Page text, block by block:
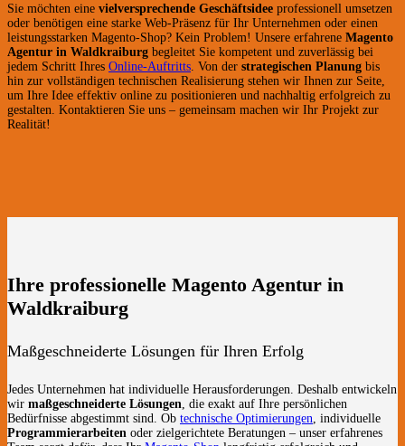
Sie möchten eine vielversprechende Geschäftsidee professionell umsetzen
oder benötigen eine starke Web-Präsenz für Ihr Unternehmen oder einen
leistungsstarken Magento-Shop? Kein Problem! Unsere erfahrene Magento
Agentur in Waldkraiburg begleitet Sie kompetent und zuverlässig bei
jedem Schritt Ihres Online-Auftritts . Von der strategischen Planung bis
hin zur vollständigen technischen Realisierung stehen wir Ihnen zur Seite,
um Ihre Idee effektiv online zu positionieren und nachhaltig erfolgreich zu
gestalten. Kontaktieren Sie uns – gemeinsam machen wir Ihr Projekt zur
Realität!
Ihre professionelle Magento Agentur in
Waldkraiburg
Maßgeschneiderte Lösungen für Ihren Erfolg
Jedes Unternehmen hat individuelle Herausforderungen. Deshalb entwickeln
wir maßgeschneiderte Lösungen , die exakt auf Ihre persönlichen
Bedürfnisse abgestimmt sind. Ob technische Optimierungen , individuelle
Programmierarbeiten oder zielgerichtete Beratungen – unser erfahrenes